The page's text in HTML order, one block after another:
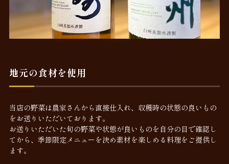
地元の食材を使用
当店の野菜は農家さんから直接仕入れ、収穫時の状態の良いもの
をお送りいただいております。
お送りいただいた旬の野菜や状態が良いものを自分の目で確認し
てから、季節限定メニューを決め素材を楽しめる料理をご提供し
ます。